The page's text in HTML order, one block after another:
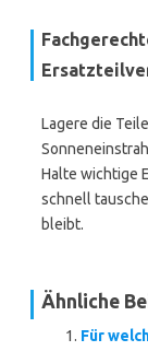
Lagere die
Halte wichtige
schnell
bleibt.
Ähnliche
Für